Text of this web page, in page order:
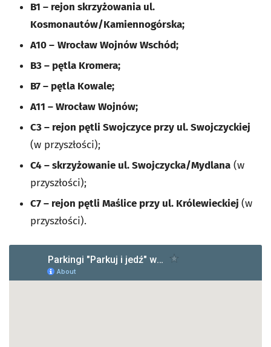
B1 – rejon skrzyżowania ul.
Kosmonautów/Kamiennogórska;
A10 – Wrocław Wojnów Wschód;
B3 – pętla Kromera;
B7 – pętla Kowale;
A11 – Wrocław Wojnów;
C3 – rejon pętli Swojczyce przy ul. Swojczyckiej
(w przyszłości);
C4 – skrzyżowanie ul. Swojczycka/Mydlana (w
przyszłości);
C7 – rejon pętli Maślice przy ul. Królewieckiej (w
przyszłości).